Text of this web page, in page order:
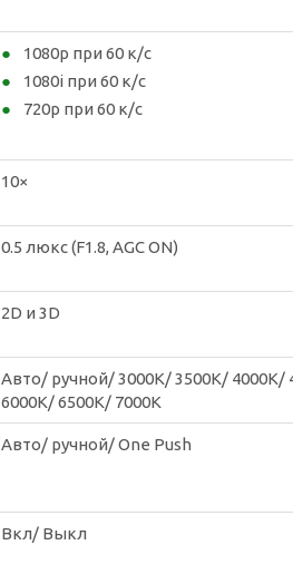
1080p при 60 к/с
1080i при 60 к/с
720p при 60 к/с
10×
0.5 люкс (F1.8, AGC ON)
2D и 3D
Авто/ ручной/ 3000K/ 3500K/ 4000K/
6000K/ 6500K/ 7000K
Авто/ ручной/ One Push
Вкл/ Выкл